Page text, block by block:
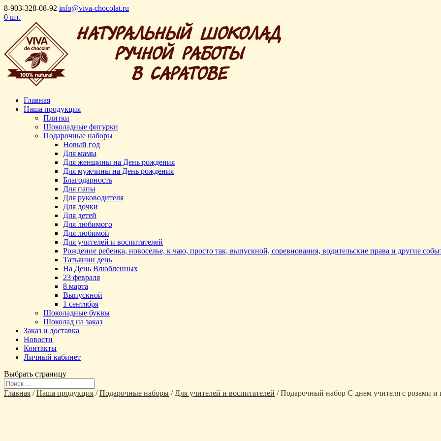
8-903-328-08-92 info@viva-chocolat.ru
0 шт.
Главная
Наша продукция
Плитки
Шоколадные фигурки
Подарочные наборы
Новый год
Для мамы
Для женщины на День рождения
Для мужчины на День рождения
Благодарность
Для папы
Для руководителя
Для дочки
Для детей
Для любимого
Для любимой
Для учителей и воспитателей
Рождение ребенка, новоселье, к чаю, просто так, выпускной, соревнования, водительские права и другие
Татьянин день
На День Влюбленных
23 февраля
8 марта
Выпускной
1 сентября
Шоколадные буквы
Шоколад на заказ
Заказ и доставка
Новости
Контакты
Личный кабинет
Выбрать страницу
Главная /Наша продукция /Подарочные наборы / Для учителей и воспитателей / Подарочный набор С днем учителя с розами и